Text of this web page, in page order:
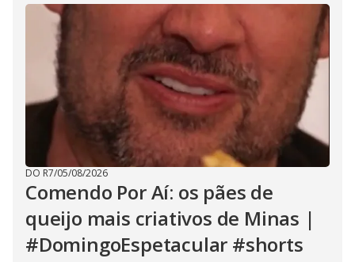
DO R7/05/08/2026
Comendo Por Aí: os pães de
queijo mais criativos de Minas |
#DomingoEspetacular #shorts